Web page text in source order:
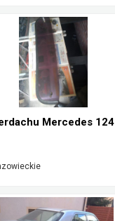
Mercedes 124